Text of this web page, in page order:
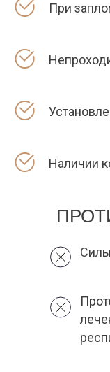
При
Наличии